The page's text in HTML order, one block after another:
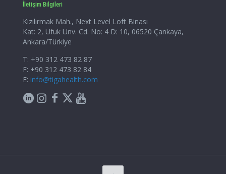
İletişim Bilgileri
Kızılırmak Mah., Next Level Loft Binası
Kat: 2, Ufuk Ünv. Cd. No: 4 D: 10, 06520 Çankaya,
Ankara/Türkiye
T: +90 312 473 82 87
F: +90 312 473 82 84
E: info@tigahealth.com